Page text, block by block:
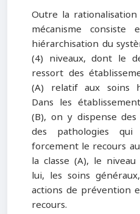
Outre la
mécanisme
hiérarchisation du
(4) niveaux, dont le
ressort des
(A) relatif aux soins
Dans les
(B), on y dispense
des pathologies
forcement le recours
la classe (A), le
lui, les soins
actions de prévention
recours.